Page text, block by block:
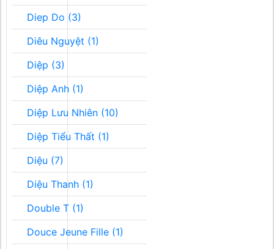
Diep Do (3)
Diêu Nguyệt (1)
Diệp (3)
Diệp Anh (1)
Diệp Lưu Nhiên (10)
Diệp Tiểu Thất (1)
Diệu (7)
Diệu Thanh (1)
Double T (1)
Douce Jeune Fille (1)